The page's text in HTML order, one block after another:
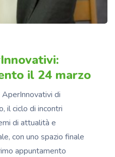
il 24 marzo
di
il ciclo di incontri
di attualità e
con uno spazio finale
appuntamento